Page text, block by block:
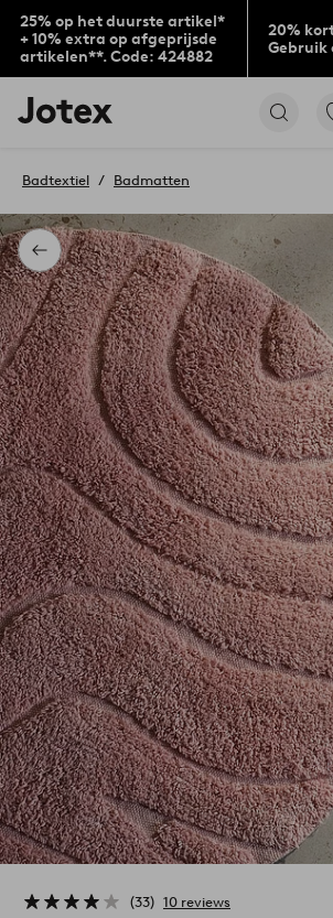
25% op het duurste artikel*
+ 10% extra op afgeprijsde
artikelen**. Code: 424882
20%
Gebruik
Jotex
logo
to
home
page
Terug
Badtextiel Badmatten
33 10 reviews